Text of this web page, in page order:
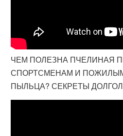
ЧЕМ ПОЛЕЗНА ПЧЕЛИНАЯ
СПОРТСМЕНАМ И
ПЫЛЬЦА? СЕКРЕТЫ